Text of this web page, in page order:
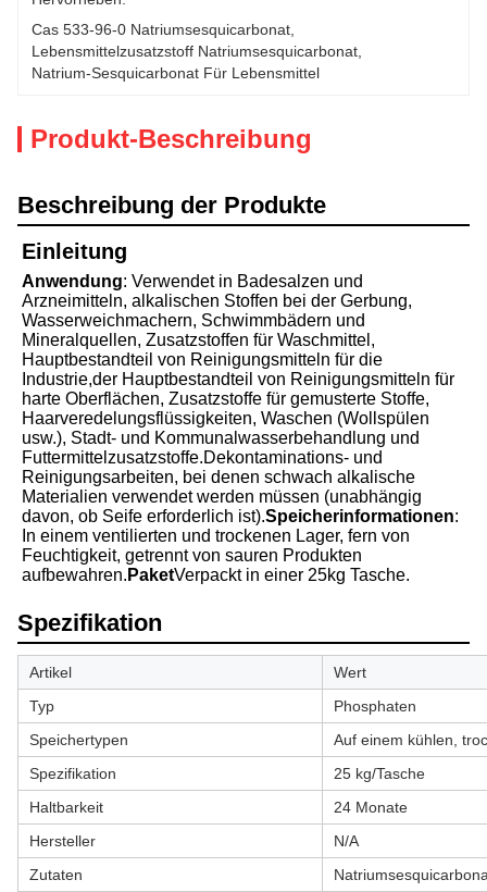
Cas 533-96-0 Natriumsesquicarbonat
Lebensmittelzusatzstoff Natriumsesquicarbonat
Natrium-Sesquicarbonat Für Lebensmittel
Produkt-Beschreibung
Beschreibung der Produkte
Einleitung
Anwendung: Verwendet in Badesalzen und
Arzneimitteln, alkalischen Stoffen bei der Gerbung,
Wasserweichmachern, Schwimmbädern und
Mineralquellen, Zusatzstoffen für Waschmittel,
Hauptbestandteil von Reinigungsmitteln für die
Industrie,der Hauptbestandteil von Reinigungsmitteln für
harte Oberflächen, Zusatzstoffe für gemusterte Stoffe,
Haarveredelungsflüssigkeiten, Waschen (Wollspülen
usw.), Stadt- und Kommunalwasserbehandlung und
Futtermittelzusatzstoffe.Dekontaminations- und
Reinigungsarbeiten, bei denen schwach alkalische
Materialien verwendet werden müssen (unabhängig
davon, ob Seife erforderlich ist).Speicherinformationen:
In einem ventilierten und trockenen Lager, fern von
Feuchtigkeit, getrennt von sauren Produkten
aufbewahren. PaketVerpackt in einer 25kg Tasche.
Spezifikation
Artikel
Wert
Typ
Phosphaten
Speichertypen
Auf einem kühlen,
Spezifikation
25 kg/Tasche
Haltbarkeit
24 Monate
Hersteller
N/A
Zutaten